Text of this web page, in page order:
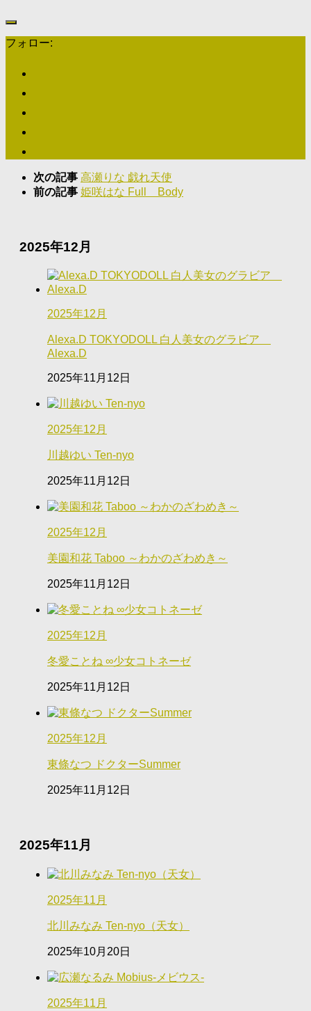
フォロー:
次の記事 高瀬りな 戯れ天使
前の記事 姫咲はな Full Body
2025年12月
2025年12月
Alexa.D TOKYODOLL 白人美女のグラビア
Alexa.D
2025年11月12日
2025年12月
川越ゆい Ten-nyo
2025年11月12日
2025年12月
美園和花 Taboo ～わかのざわめき～
2025年11月12日
2025年12月
冬愛ことね ∞少女コトネーゼ
2025年11月12日
2025年12月
東條なつ ドクターSummer
2025年11月12日
2025年11月
2025年11月
北川みなみ Ten-nyo（天女）
2025年10月20日
2025年11月